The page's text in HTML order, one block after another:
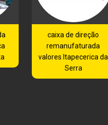
caixa de direção
remanufaturada
valores Itapecerica da
Serra